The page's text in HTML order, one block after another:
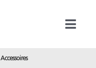
Accessoires